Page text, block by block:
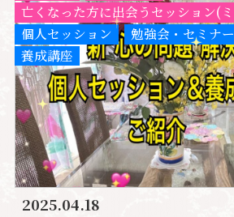
亡くなった方に出会うセッション(
個人セッション
勉強会・セミナー
養成講座
2025.04.18